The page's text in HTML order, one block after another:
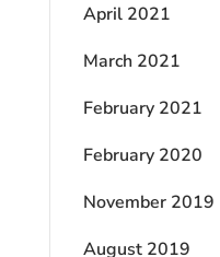
April 2021
March 2021
February 2021
February 2020
November 2019
August 2019